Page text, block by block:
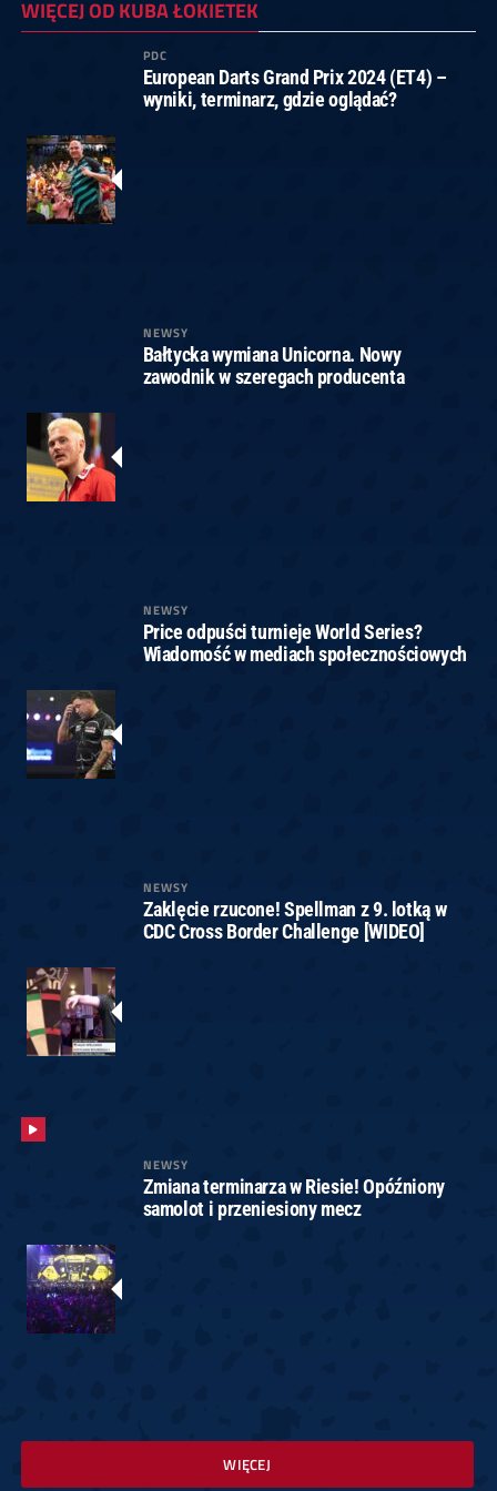
WIĘCEJ OD KUBA ŁOKIETEK
PDC
European Darts Grand Prix 2024 (ET4) –
wyniki, terminarz, gdzie oglądać?
NEWSY
Bałtycka wymiana Unicorna. Nowy
zawodnik w szeregach producenta
NEWSY
Price odpuści turnieje World Series?
Wiadomość w mediach społecznościowych
NEWSY
Zaklęcie rzucone! Spellman z 9. lotką w
CDC Cross Border Challenge [WIDEO]
NEWSY
Zmiana terminarza w Riesie! Opóźniony
samolot i przeniesiony mecz
WIĘCEJ